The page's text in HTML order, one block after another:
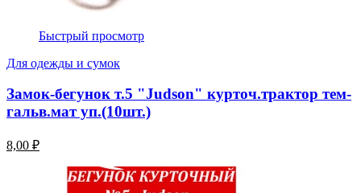
Быстрый просмотр
Для одежды и сумок
Замок-бегунок т.5 "Judson" курточ.трактор тем-
гальв.мат уп.(10шт.)
8,00 ₽